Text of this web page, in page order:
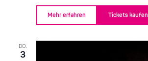
Mehr erfahren Tickets kaufen
DO.
3